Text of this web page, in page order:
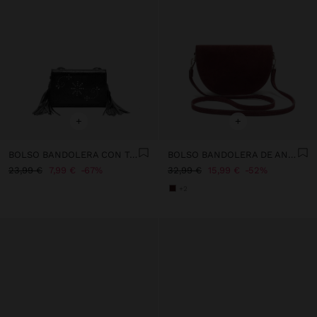
+
BOLSO BANDOLERA CON TACHUELAS Y FLECOS
23,99 €
7,99 € 67%
+
BOLSO BANDOLERA DE ANTE CON SOLAPA
32,99 €
15,99 € 52%